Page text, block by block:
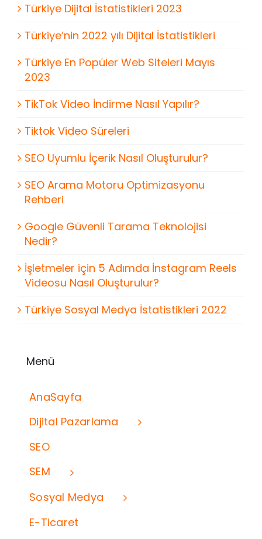
Türkiye Dijital İstatistikleri 2023
Türkiye’nin 2022 yılı Dijital İstatistikleri
Türkiye En Popüler Web Siteleri Mayıs
2023
TikTok Video İndirme Nasıl Yapılır?
Tiktok Video Süreleri
SEO Uyumlu İçerik Nasıl Oluşturulur?
SEO Arama Motoru Optimizasyonu
Rehberi
Google Güvenli Tarama Teknolojisi
Nedir?
İşletmeler için 5 Adımda İnstagram Reels
Videosu Nasıl Oluşturulur?
Türkiye Sosyal Medya İstatistikleri 2022
Menü
AnaSayfa
Dijital Pazarlama
SEO
SEM
Sosyal Medya
E-Ticaret